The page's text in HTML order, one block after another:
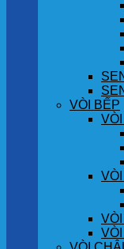
VÒI BẾP